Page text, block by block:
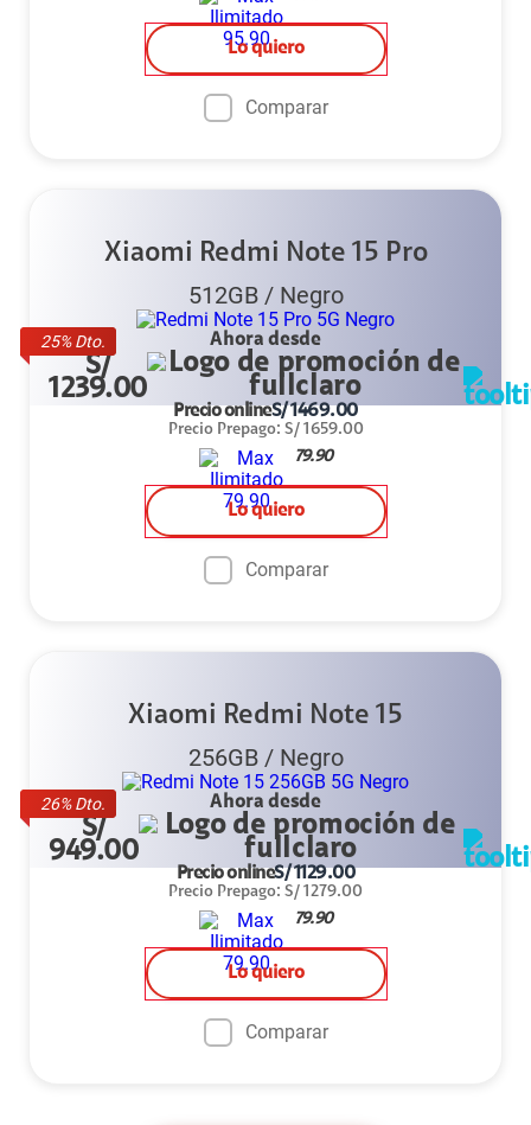
Lo quiero
Comparar
25% Dto.
Xiaomi Redmi Note 15 Pro
512GB/ Negro
Ahora desde
S/
1239.00
Precio onlineS/1469.00
Precio Prepago: S/ 1659.00
79.90
Lo quiero
Comparar
26% Dto.
Xiaomi Redmi Note 15
256GB/ Negro
Ahora desde
S/
949.00
Precio onlineS/1129.00
Precio Prepago: S/ 1279.00
79.90
Lo quiero
Comparar